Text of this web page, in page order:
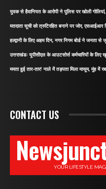
युवक से हैवानियत के आरोपी ने पुलिस पर खोली गोलियां,
मतदाता सूची को त्रुटिरहित बनाने पर जोर, एसआईआर
हल्द्वानी के लिए अहम दिन, नगर निगम बोर्ड ने जनता से
उत्तराखंडः यूपीसीएल के आउटसोर्स कर्मचारियों के लिए
ममता हुई तार-तार! नाले में तड़पता मिला मासूम, मुंह में
CONTACT US
YOUR LIFESTYLE